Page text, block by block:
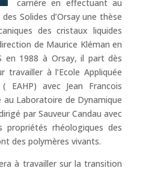
carrière en effectuant au
Solides d’Orsay une thèse
des cristaux liquides
de Maurice Kléman en
en 1988 à Orsay, il part dès
travailler à l’Ecole Appliquée
EAHP) avec Jean Francois
au Laboratoire de Dynamique
par Sauveur Candau avec
rhéologiques des
des polymères vivants.
à travailler sur la transition